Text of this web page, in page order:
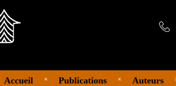
Accueil Publications Auteurs